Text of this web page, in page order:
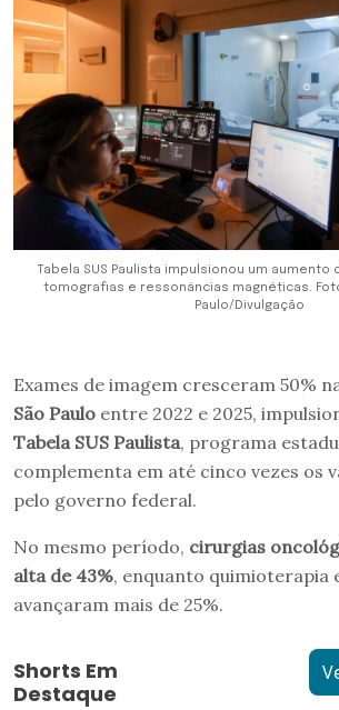
Tabela SUS Paulista impulsionou um aumento
tomografias e ressonâncias magnéticas.
Paulo/Divulgação
Exames de imagem cresceram 50%
São Paulo entre 2022 e 2025,
Tabela SUS Paulista, programa
complementa em até cinco vezes os
pelo governo federal.
No mesmo período, cirurgias
alta de 43%, enquanto quimioterapia
avançaram mais de 25%.
Shorts Em
Destaque